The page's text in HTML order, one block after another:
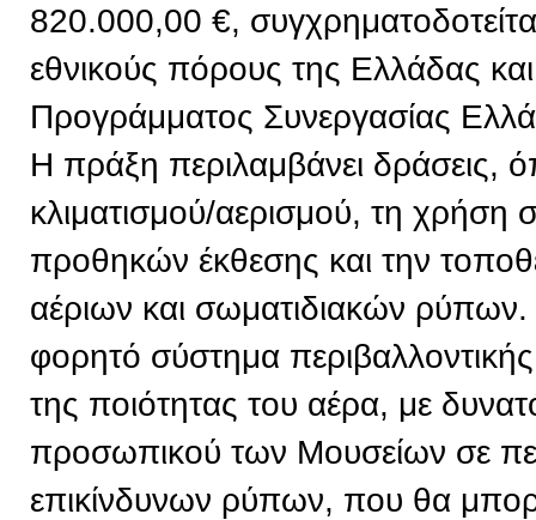
820.000,00 €,
εθνικούς πόρους της Ελλάδας
Προγράμματος Συνεργασίας
Η πράξη περιλαμβάνει δράσεις,
κλιματισμού/αερισμού, τη χρήση
προθηκών έκθεσης και την
αέριων και σωματιδιακών
φορητό σύστημα
της ποιότητας του αέρα, με
προσωπικού των Μουσείων σε
επικίνδυνων ρύπων, που θα